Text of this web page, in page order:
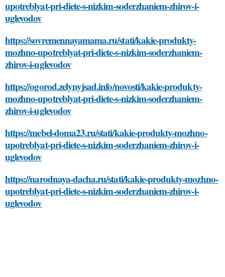
upotreblyat-pri-diete-s-nizkim-soderzhaniem-zhirov-i-
uglevodov
https://sovremennayamama.ru/stati/kakie-produkty-
mozhno-upotreblyat-pri-diete-s-nizkim-soderzhaniem-
zhirov-i-uglevodov
https://ogorod.zelynyjsad.info/novosti/kakie-produkty-
mozhno-upotreblyat-pri-diete-s-nizkim-soderzhaniem-
zhirov-i-uglevodov
https://mebel-doma23.ru/stati/kakie-produkty-mozhno-
upotreblyat-pri-diete-s-nizkim-soderzhaniem-zhirov-i-
uglevodov
https://narodnaya-dacha.ru/stati/kakie-produkty-mozhno-
upotreblyat-pri-diete-s-nizkim-soderzhaniem-zhirov-i-
uglevodov